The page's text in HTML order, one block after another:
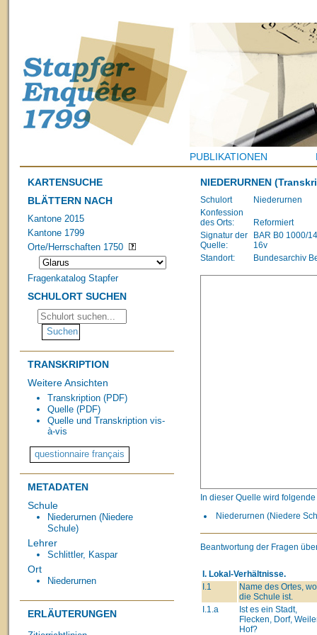
PUBLIKATIONEN
KARTENSUCHE
BLÄTTERN NACH
Kantone 2015
Kantone 1799
Orte/Herrschaften 1750
Fragenkatalog Stapfer
SCHULORT SUCHEN
TRANSKRIPTION
Weitere Ansichten
Transkription (PDF)
Quelle (PDF)
Quelle und Transkription vis-
à-vis
METADATEN
Schule
Niederurnen (Niedere
Schule)
Lehrer
Schlittler, Kaspar
Ort
Niederurnen
ERLÄUTERUNGEN
NIEDERURNEN
Schulort
Niederurnen
Konfession
des Orts:
Reformiert
Signatur der
Quelle:
BAR B0 1000/
16v
Standort:
Bundesarchiv
In dieser Quelle wird
Niederurnen (Niedere
Beantwortung der Fragen
I. Lokal-Verhältnisse.
I.1
Name des Ortes, wo
die Schule ist.
I.1.a
Ist es ein Stadt,
Flecken, Dorf,
Hof?